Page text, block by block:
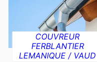
COUVREUR
FERBLANTIER
LEMANIQUE / VAUD